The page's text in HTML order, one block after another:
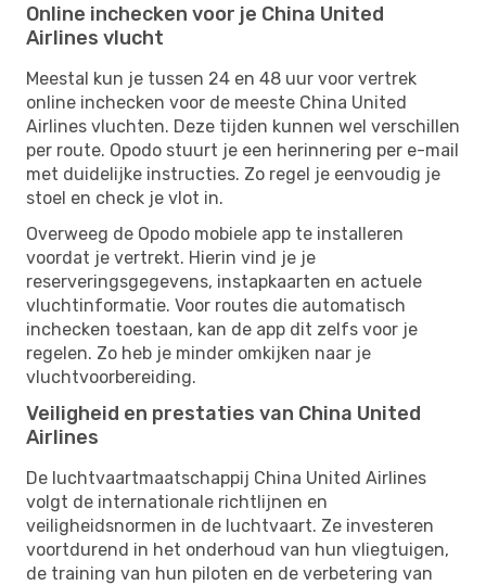
Online inchecken voor je China United
Airlines vlucht
Meestal kun je tussen 24 en 48 uur voor vertrek
online inchecken voor de meeste China United
Airlines vluchten. Deze tijden kunnen wel verschillen
per route. Opodo stuurt je een herinnering per e-mail
met duidelijke instructies. Zo regel je eenvoudig je
stoel en check je vlot in.
Overweeg de Opodo mobiele app te installeren
voordat je vertrekt. Hierin vind je je
reserveringsgegevens, instapkaarten en actuele
vluchtinformatie. Voor routes die automatisch
inchecken toestaan, kan de app dit zelfs voor je
regelen. Zo heb je minder omkijken naar je
vluchtvoorbereiding.
Veiligheid en prestaties van China United
Airlines
De luchtvaartmaatschappij China United Airlines
volgt de internationale richtlijnen en
veiligheidsnormen in de luchtvaart. Ze investeren
voortdurend in het onderhoud van hun vliegtuigen,
de training van hun piloten en de verbetering van